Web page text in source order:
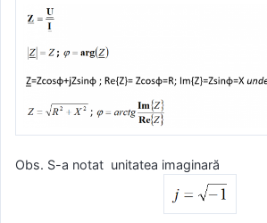
Obs. S-a notat unitatea imaginară